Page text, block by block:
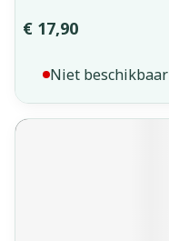
€ 17,90
Niet beschikbaar